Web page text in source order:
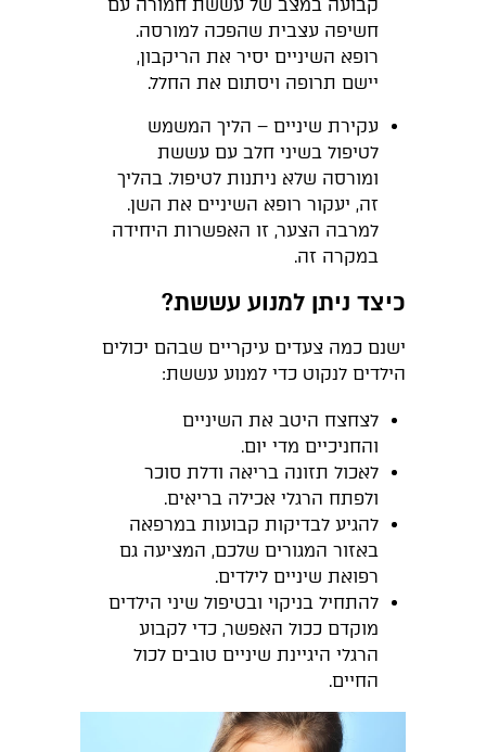
קבועה במצב של עששת חמורה עם
חשיפה עצבית שהפכה למורסה.
רופא השיניים יסיר את הריקבון,
יישם תרופה ויסתום את החלל.
עקירת שיניים – הליך המשמש
לטיפול בשיני חלב עם עששת
ומורסה שלא ניתנות לטיפול. בהליך
זה, יעקור רופא השיניים את השן.
למרבה הצער, זו האפשרות היחידה
במקרה זה.
כיצד ניתן למנוע עששת?
ישנם כמה צעדים עיקריים שבהם יכולים
הילדים לנקוט כדי למנוע עששת:
לצחצח היטב את השיניים
והחניכיים מדי יום.
לאכול תזונה בריאה ודלת סוכר
ולפתח הרגלי אכילה בריאים.
להגיע לבדיקות קבועות במרפאה
באזור המגורים שלכם, המציעה גם
רפואת שיניים לילדים.
להתחיל בניקוי ובטיפול שיני הילדים
מוקדם ככול האפשר, כדי לקבוע
הרגלי היגיינת שיניים טובים לכול
החיים.